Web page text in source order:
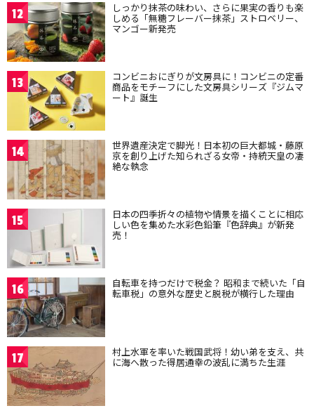
12 しっかり抹茶の味わい、さらに果実の香りも楽
しめる「無糖フレーバー抹茶」ストロベリー、
マンゴー新発売
13 コンビニおにぎりが文房具に！コンビニの定番
商品をモチーフにした文房具シリーズ『ジムマ
ート』誕生
14 世界遺産決定で脚光！日本初の巨大都城・藤原
京を創り上げた知られざる女帝・持統天皇の凄
絶な執念
15 日本の四季折々の植物や情景を描くことに相応
しい色を集めた水彩色鉛筆『色辞典』が新発
売！
16 自転車を持つだけで税金？ 昭和まで続いた「自
転車税」の意外な歴史と脱税が横行した理由
17 村上水軍を率いた戦国武将！幼い弟を支え、共
に海へ散った得居通幸の波乱に満ちた生涯